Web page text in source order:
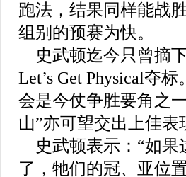
跑法，结果同样能战
组别的预赛为快。
史武顿迄今只曾摘
Let’s Get Physical夺
会是今仗争胜要角之
山”亦可望交出上佳表
史武顿表示：“如果
了，牠们的冠、亚位